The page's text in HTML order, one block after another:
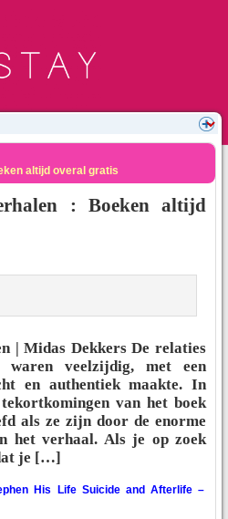
altijd overal gratis
: Boeken altijd
| Midas Dekkers De relaties
waren veelzijdig, met een
en authentiek maakte. In
van het boek
als ze zijn door de enorme
het verhaal. Als je op zoek
je […]
His Life Suicide and Afterlife –